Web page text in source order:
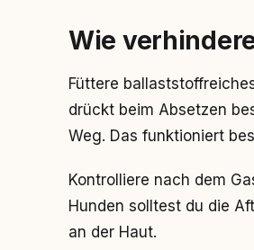
Wie
Füttere
drückt beim Absetzen
Weg. Das funktioniert
Kontrolliere nach dem
Hunden solltest du die
an der Haut.